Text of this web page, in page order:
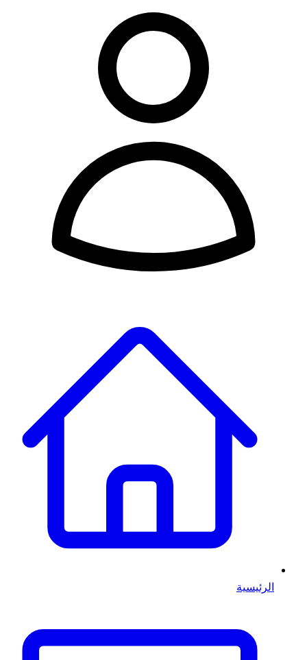
الرئيسية